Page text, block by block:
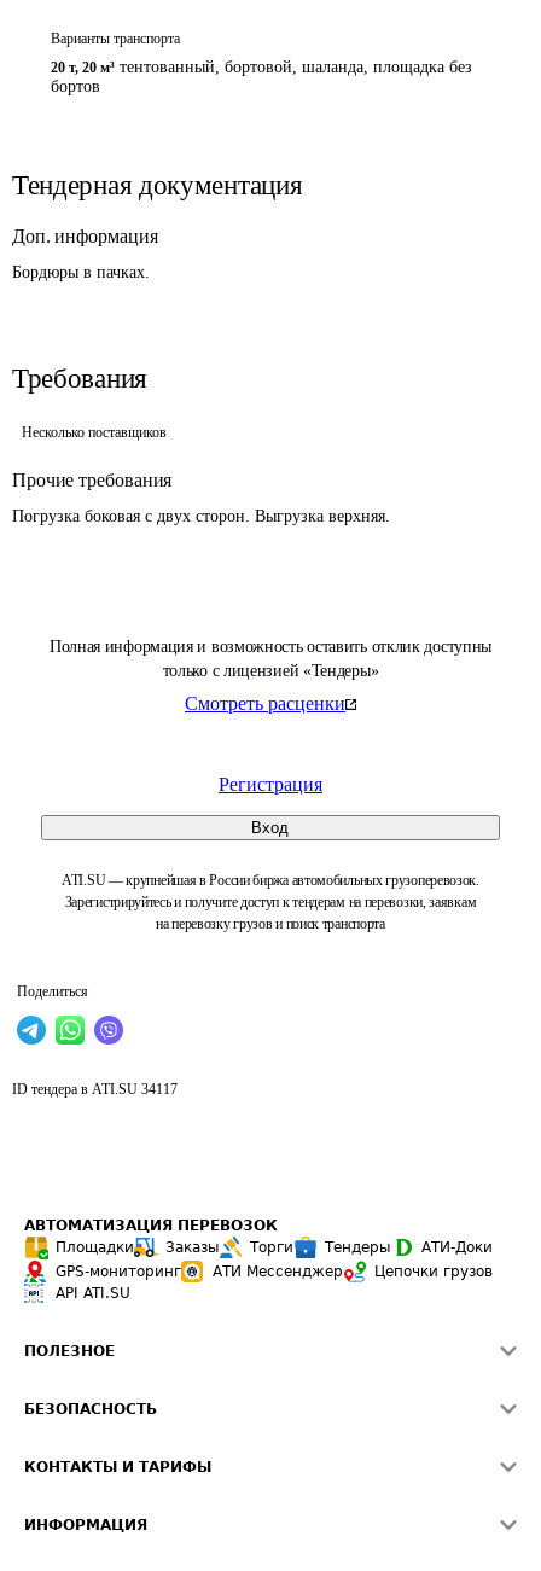
Полная информация и возможность оставить отклик доступны
только с лицензией «Тендеры»
Смотреть расценки
Регистрация
Вход
ATI.SU — крупнейшая в России биржа автомобильных грузоперевозок.
Зарегистрируйтесь и получите доступ к тендерам на перевозки, заявкам
на перевозку грузов и поиск транспорта
Поделиться
Варианты транспорта
20 т, 20 м³ тентованный, бортовой, шаланда, площадка без
бортов
Тендерная документация
Доп. информация
Бордюры в пачках.
Требования
Несколько поставщиков
Прочие требования
Погрузка боковая с двух сторон. Выгрузка верхняя.
ID тендера в ATI.SU 34117
АВТОМАТИЗАЦИЯ ПЕРЕВОЗОК
Площадки
Заказы Торги Тендеры
АТИ-Доки
GPS-мониторинг
АТИ Мессенджер
Цепочки грузов
API ATI.SU
ПОЛЕЗНОЕ
Звезды ATI.SU на вашем сайте
Средние ставки
БЕЗОПАСНОСТЬ
Светофор+
КОНТАКТЫ И ТАРИФЫ
ИНФОРМАЦИЯ